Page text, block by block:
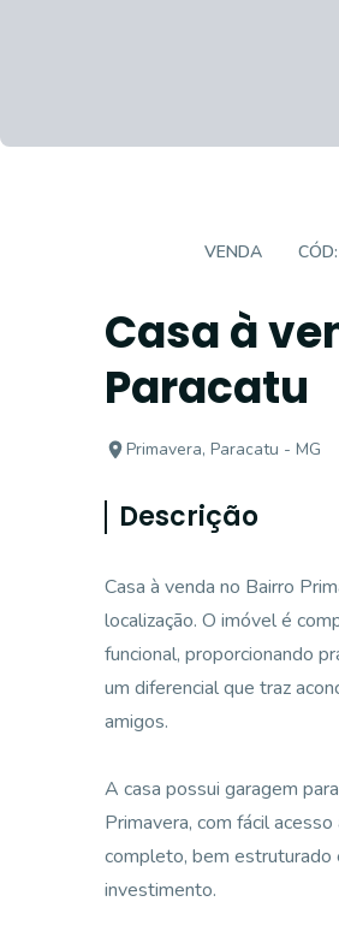
VENDA CÓD:
Casa à
Paracatu
Primavera, Paracatu - MG
Descrição
Casa à venda no Bairro
localização. O imóvel é
funcional, proporcionando
um diferencial que traz
amigos.
A casa possui garagem
Primavera, com fácil
completo, bem estruturado
investimento.